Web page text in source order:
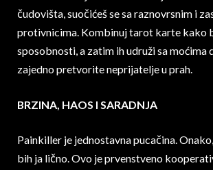
čudovišta, suočićeš se sa raznovrsnim i
protivnicima. Kombinuj tarot karte kako
sposobnosti, a zatim ih udruži sa moćima
zajedno pretvorite neprijatelje u prah.
BRZINA, HAOS I SARADNJA
Painkiller je jednostavna pucačina.
bih ja lično. Ovo je prvenstveno